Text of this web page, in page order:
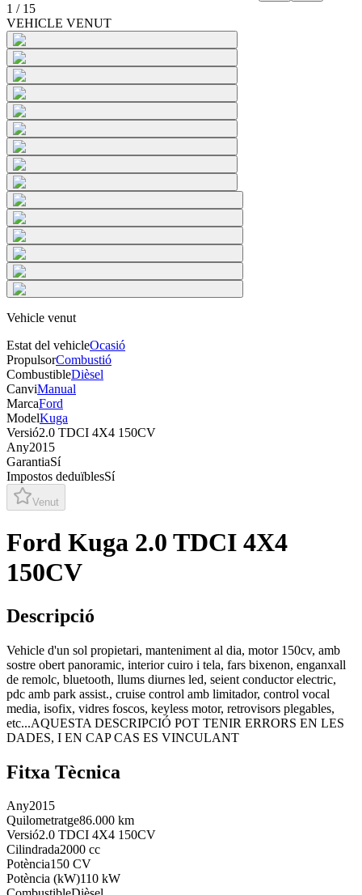
1 / 15
VEHICLE VENUT
Vehicle venut
Estat del vehicleOcasió
PropulsorCombustió
CombustibleDièsel
CanviManual
MarcaFord
ModelKuga
Versió2.0 TDCI 4X4 150CV
Any2015
GarantiaSí
Impostos deduïblesSí
Venut
Ford Kuga 2.0 TDCI 4X4
150CV
Descripció
Vehicle d'un sol propietari, manteniment al dia, motor 150cv, amb
sostre obert panoramic, interior cuiro i tela, fars bixenon, enganxall
de remolc, bluetooth, llums diurnes led, seient conductor electric,
pdc amb park assist., cruise control amb limitador, control vocal
media, isofix, vidres foscos, keyless motor, retrovisors plegables,
etc...AQUESTA DESCRIPCIÓ POT TENIR ERRORS EN LES
DADES, I EN CAP CAS ES VINCULANT
Fitxa Tècnica
Any2015
Quilometratge86.000 km
Versió2.0 TDCI 4X4 150CV
Cilindrada2000 cc
Potència150 CV
Potència (kW)110 kW